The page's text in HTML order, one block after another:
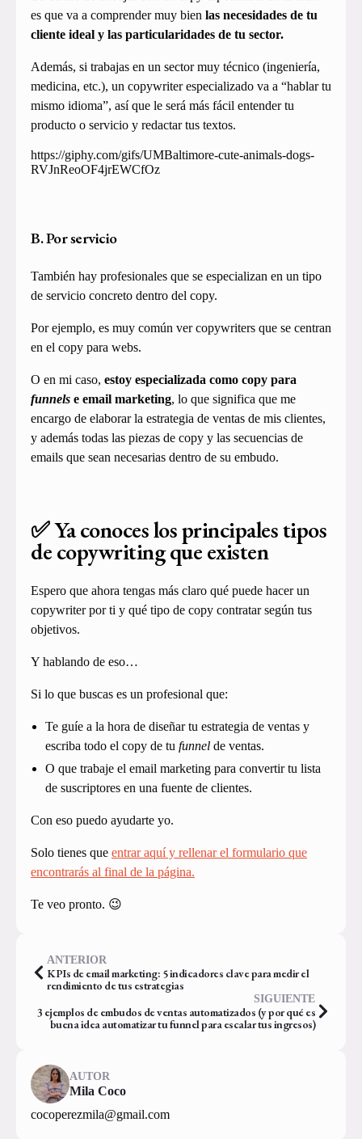
es que va a comprender muy bien las necesidades de tu
cliente ideal y las particularidades de tu sector.
Además, si trabajas en un sector muy técnico (ingeniería,
medicina, etc.), un copywriter especializado va a “hablar tu
mismo idioma”, así que le será más fácil entender tu
producto o servicio y redactar tus textos.
https://giphy.com/gifs/UMBaltimore-cute-animals-dogs-
RVJnReoOF4jrEWCfOz
B. Por servicio
También hay profesionales que se especializan en un tipo
de servicio concreto dentro del copy.
Por ejemplo, es muy común ver copywriters que se centran
en el copy para webs.
O en mi caso, estoy especializada como copy para
funnels e email marketing, lo que significa que me
encargo de elaborar la estrategia de ventas de mis clientes,
y además todas las piezas de copy y las secuencias de
emails que sean necesarias dentro de su embudo.
✅ Ya conoces los principales tipos
de copywriting que existen
Espero que ahora tengas más claro qué puede hacer un
copywriter por ti y qué tipo de copy contratar según tus
objetivos.
Y hablando de eso…
Si lo que buscas es un profesional que:
Te guíe a la hora de diseñar tu estrategia de ventas y
escriba todo el copy de tu funnelde ventas.
O que trabaje el email marketing para convertir tu lista
de suscriptores en una fuente de clientes.
Con eso puedo ayudarte yo.
Solo tienes que entrar aquí y rellenar el formulario que
encontrarás al final de la página.
Te veo pronto. 😉
ANTERIOR
KPIs de email marketing: 5 indicadores clave para medir el
rendimiento de tus estrategias
SIGUIENTE
3 ejemplos de embudos de ventas automatizados (y por qué es
buena idea automatizar tu funnel para escalar tus ingresos)
AUTOR
Mila Coco
cocoperezmila@gmail.com